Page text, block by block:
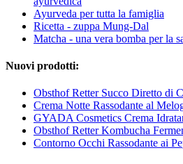
Ayurveda per tutta la famiglia
Ricetta - zuppa Mung-Dal
Matcha - una vera bomba per la
Nuovi prodotti:
Obsthof Retter Succo Diretto di
Crema Notte Rassodante al
GYADA Cosmetics Crema
Obsthof Retter Kombucha
Contorno Occhi Rassodante ai